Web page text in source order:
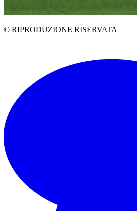
© RIPRODUZIONE RISERVATA